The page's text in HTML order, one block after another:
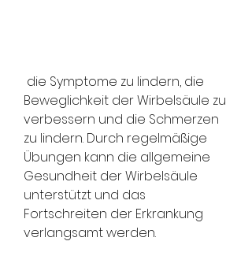
Beweglichkeit der Wirbelsäule zu
verbessern und die Schmerzen
zu lindern. Durch regelmäßige
Übungen kann die allgemeine
Gesundheit der Wirbelsäule
unterstützt und das
Fortschreiten der Erkrankung
verlangsamt werden.